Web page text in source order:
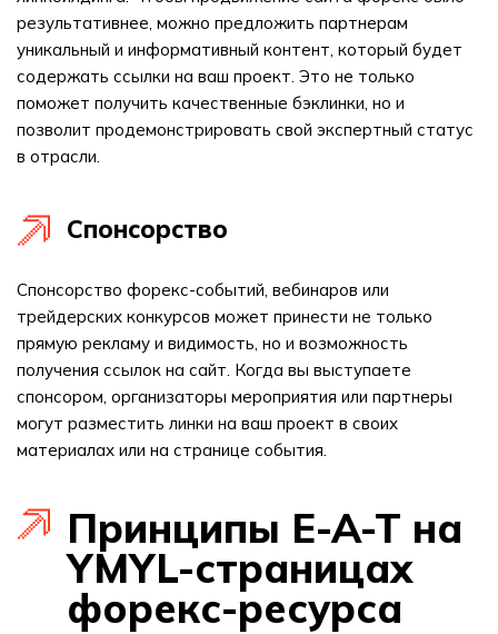
результативнее, можно предложить партнерам
уникальный и информативный контент, который будет
содержать ссылки на ваш проект. Это не только
поможет получить качественные бэклинки, но и
позволит продемонстрировать свой экспертный статус
в отрасли.
Спонсорство
Спонсорство форекс-событий, вебинаров или
трейдерских конкурсов может принести не только
прямую рекламу и видимость, но и возможность
получения ссылок на сайт. Когда вы выступаете
спонсором, организаторы мероприятия или партнеры
могут разместить линки на ваш проект в своих
материалах или на странице события.
Принципы E-A-T на
YMYL-страницах
форекс-ресурса